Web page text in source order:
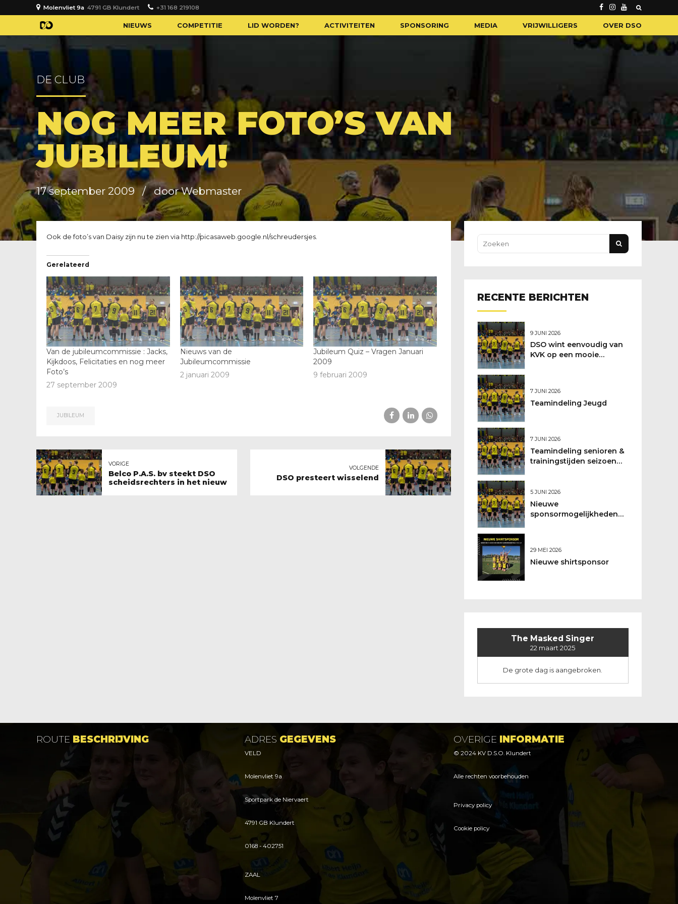
Molenvliet 9a 4791 GB Klundert +31 168 219108
NIEUWS COMPETITIE LID WORDEN? ACTIVITEITEN SPONSORING MEDIA VRIJWILLIGERS OVER DSO
DE CLUB
NOG MEER FOTO’S VAN
JUBILEUM!
17 september 2009 door Webmaster
Ook de foto’s van Daisy zijn nu te zien via http://picasaweb.google.nl/schreudersjes.
Gerelateerd
Van de jubileumcommissie : Jacks,
Kijkdoos, Felicitaties en nog meer
Foto’s
27 september 2009
Nieuws van de
Jubileumcommissie
2 januari 2009
Jubileum Quiz – Vragen Januari
2009
9 februari 2009
JUBILEUM
VORIGE
Belco P.A.S. bv steekt DSO
scheidsrechters in het nieuw
VOLGENDE
DSO presteert wisselend
RECENTE BERICHTEN
9 JUNI 2026
DSO wint eenvoudig van
KVK op een mooie
7 JUNI 2026
Teamindeling Jeugd
7 JUNI 2026
Teamindeling senioren &
trainingstijden seizoen
5 JUNI 2026
Nieuwe
sponsormogelijkheden
29 MEI 2026
Nieuwe shirtsponsor
The Masked Singer
22 maart 2025
De grote dag is aangebroken.
ROUTE BESCHRIJVING ADRES GEGEVENS
VELD
Molenvliet 9a
Sportpark de Niervaert
4791 GB Klundert
0168 - 402751
ZAAL
Molenvliet 7
OVERIGE INFORMATIE
© 2024 KV D.S.O. Klundert
Alle rechten voorbehouden
Privacy policy
Cookie policy